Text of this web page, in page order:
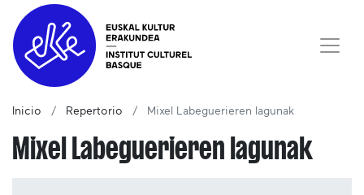
Inicio Repertorio Mixel Labeguerieren lagunak
Mixel Labeguerieren lagunak